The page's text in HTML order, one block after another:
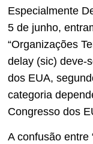
Especialmente
5 de junho,
“Organizações
delay (sic) deve-
dos EUA,
categoria
Congresso dos
A confusão entre